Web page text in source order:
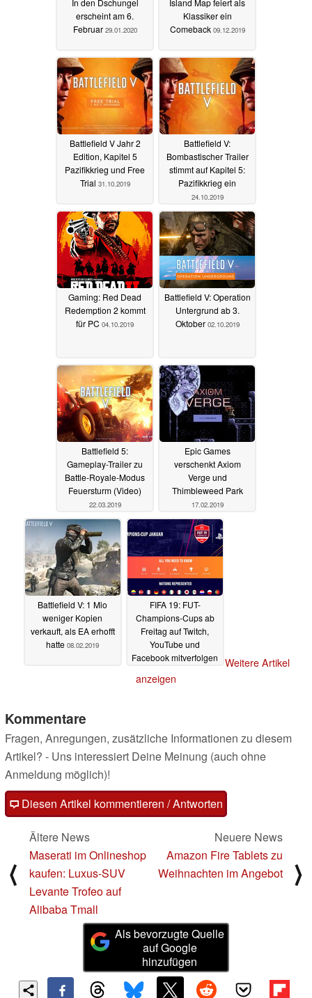
erscheint am 6.
Februar 29.01.2020
Klassiker ein
Comeback 09.12.2019
Battlefield V Jahr 2
Edition, Kapitel 5
Pazifikkrieg und Free
Trial 31.10.2019
Battlefield V:
Bombastischer Trailer
stimmt auf Kapitel 5:
Pazifikkrieg ein
24.10.2019
Gaming: Red Dead
Redemption 2 kommt
für PC 04.10.2019
Battlefield V: Operation
Untergrund ab 3.
Oktober 02.10.2019
Battlefield 5:
Gameplay-Trailer zu
Battle-Royale-Modus
Feuersturm (Video)
22.03.2019
Epic Games
verschenkt Axiom
Verge und
Thimbleweed Park
17.02.2019
Battlefield V: 1 Mio
weniger Kopien
verkauft, als EA erhofft
hatte 08.02.2019
FIFA 19: FUT-
Champions-Cups ab
Freitag auf Twitch,
YouTube und
Facebook mitverfolgen
Weitere Artikel
anzeigen
Kommentare
Fragen, Anregungen, zusätzliche Informationen zu diesem
Artikel? - Uns interessiert Deine Meinung (auch ohne
Anmeldung möglich)!
Diesen Artikel kommentieren / Antworten
⟨
Ältere News
Maserati im Onlineshop
kaufen: Luxus-SUV
Levante Trofeo auf
Alibaba Tmall
Neuere News
Amazon Fire Tablets zu
Weihnachten im Angebot
⟩
Als bevorzugte Quelle
auf Google
hinzufügen